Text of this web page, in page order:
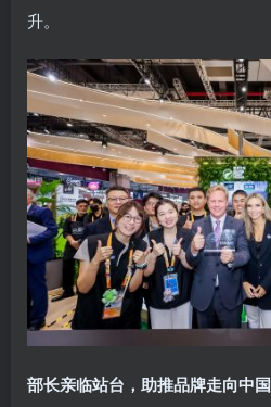
升。
部长亲临站台，助推品牌走向中国